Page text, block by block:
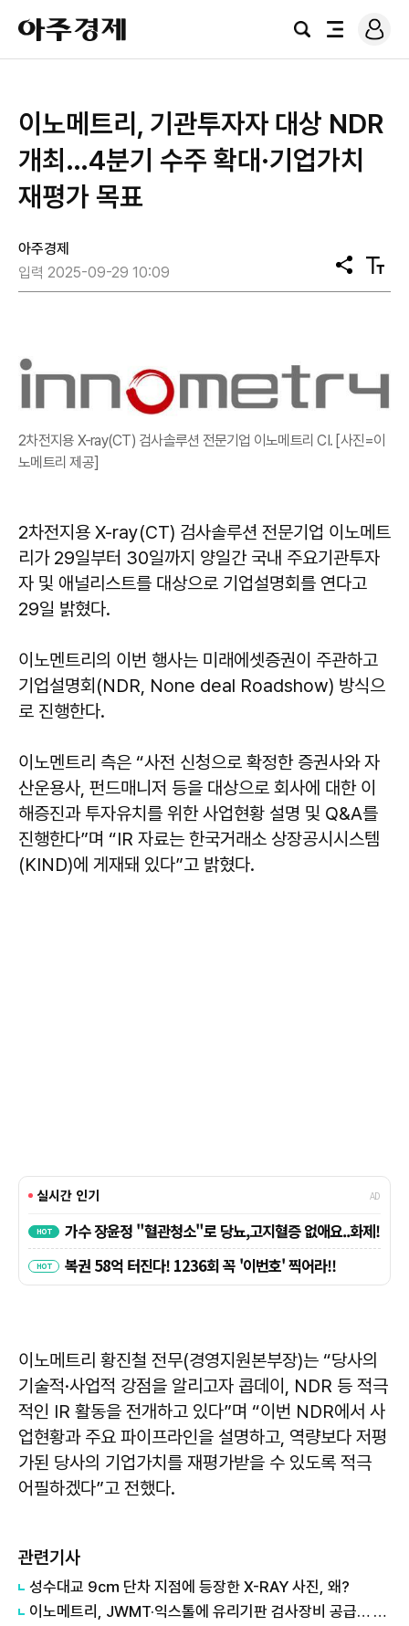
아
주
경
검
전
로
그
이노메트리, 기관투자자 대상 NDR
개최…4분기 수주 확대·기업가치
재평가 목표
아주경제
입력 2025-09-29 10:09
공
유
텍
스
2차전지용 X-ray(CT) 검사솔루션 전문기업 이노메트리 CI. [사진=이
노메트리 제공]
2차전지용 X-ray(CT) 검사솔루션 전문기업 이노메트
리가 29일부터 30일까지 양일간 국내 주요기관투자
자 및 애널리스트를 대상으로 기업설명회를 연다고
29일 밝혔다.
이노멘트리의 이번 행사는 미래에셋증권이 주관하고
기업설명회(NDR, None deal Roadshow) 방식으
로 진행한다.
이노멘트리 측은 “사전 신청으로 확정한 증권사와 자
산운용사, 펀드매니저 등을 대상으로 회사에 대한 이
해증진과 투자유치를 위한 사업현황 설명 및 Q&A를
진행한다”며 “IR 자료는 한국거래소 상장공시시스템
(KIND)에 게재돼 있다”고 밝혔다.
이노메트리 황진철 전무(경영지원본부장)는 “당사의
기술적·사업적 강점을 알리고자 콥데이, NDR 등 적극
적인 IR 활동을 전개하고 있다”며 “이번 NDR에서 사
업현황과 주요 파이프라인을 설명하고, 역량보다 저평
가된 당사의 기업가치를 재평가받을 수 있도록 적극
어필하겠다”고 전했다.
관련기사
성수대교 9㎝ 단차 지점에 등장한 X-RAY 사진, 왜?
이노메트리, JWMT·익스톨에 유리기판 검사장비 공급… TGV 생태계 선점 가속